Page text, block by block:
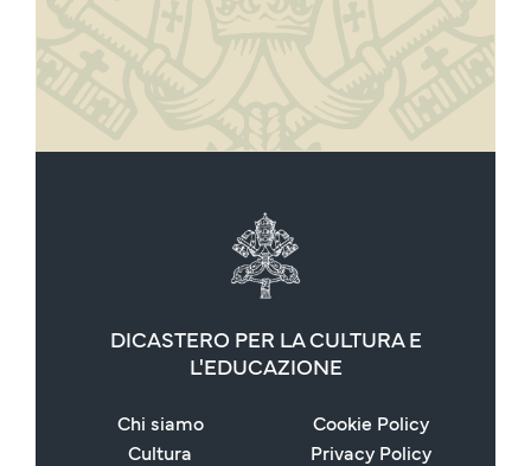
DICASTERO PER LA CULTURA E
L'EDUCAZIONE
Chi siamo
Cultura
Cookie Policy
Privacy Policy